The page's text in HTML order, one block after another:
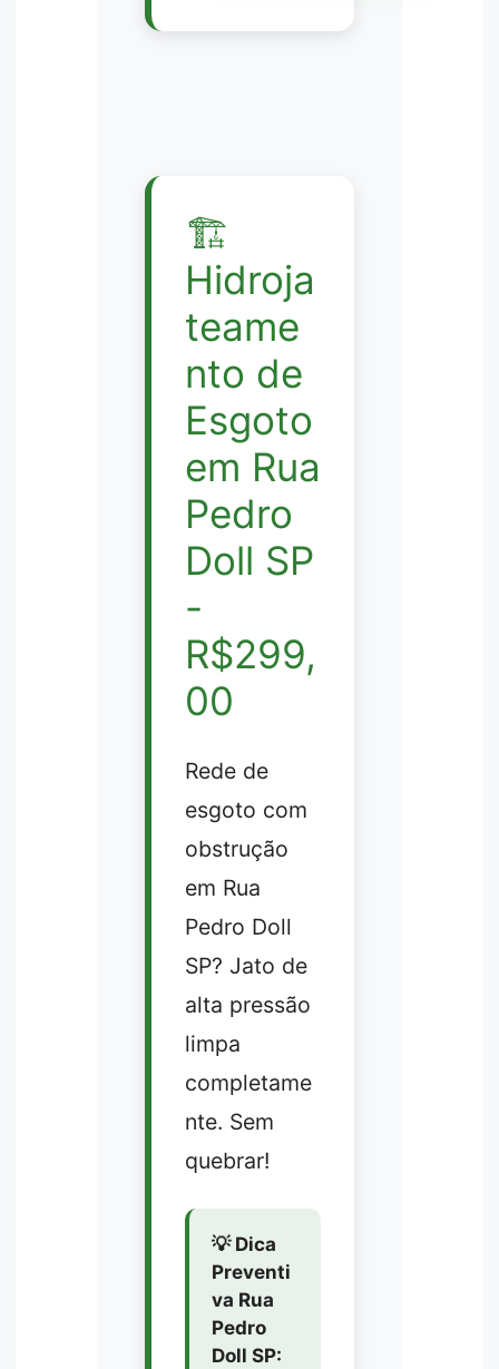
🏗️
Hidroja
teame
nto de
Esgoto
em Rua
Pedro
Doll SP
-
R$299,
00
Rede de
esgoto com
obstrução
em Rua
Pedro Doll
SP? Jato de
alta pressão
limpa
completame
nte. Sem
quebrar!
💡 Dica
Preventi
va Rua
Pedro
Doll SP: